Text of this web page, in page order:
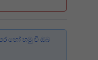
හෝ හමු වී ඔබ